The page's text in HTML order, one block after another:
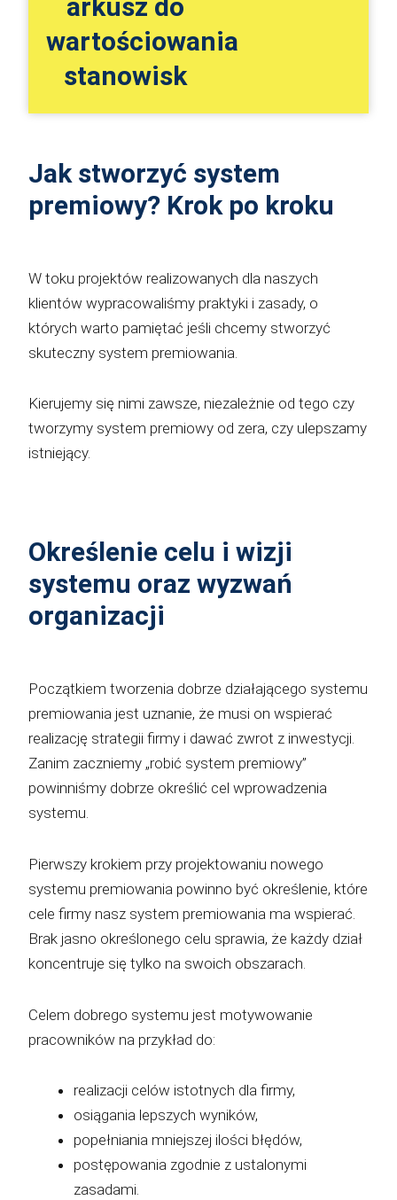
arkusz do
wartościowania
stanowisk
Jak stworzyć system
premiowy? Krok po kroku
W toku projektów realizowanych dla naszych
klientów wypracowaliśmy praktyki i zasady, o
których warto pamiętać jeśli chcemy stworzyć
skuteczny system premiowania.
Kierujemy się nimi zawsze, niezależnie od tego czy
tworzymy system premiowy od zera, czy ulepszamy
istniejący.
Określenie celu i wizji
systemu oraz wyzwań
organizacji
Początkiem tworzenia dobrze działającego systemu
premiowania jest uznanie, że musi on wspierać
realizację strategii firmy i dawać zwrot z inwestycji.
Zanim zaczniemy „robić system premiowy”
powinniśmy dobrze określić cel wprowadzenia
systemu.
Pierwszy krokiem przy projektowaniu nowego
systemu premiowania powinno być określenie, które
cele firmy nasz system premiowania ma wspierać.
Brak jasno określonego celu sprawia, że każdy dział
koncentruje się tylko na swoich obszarach.
Celem dobrego systemu jest motywowanie
pracowników na przykład do:
realizacji celów istotnych dla firmy,
osiągania lepszych wyników,
popełniania mniejszej ilości błędów,
postępowania zgodnie z ustalonymi
zasadami.